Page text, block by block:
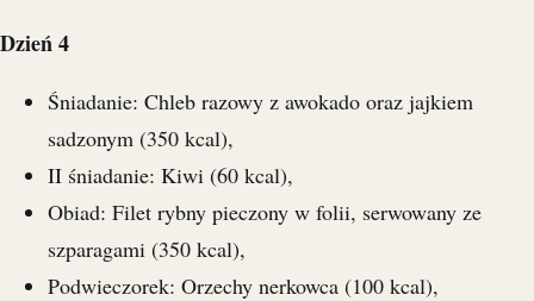
Dzień 4
Śniadanie: Chleb razowy z awokado oraz jajkiem
sadzonym (350 kcal),
II śniadanie: Kiwi (60 kcal),
Obiad: Filet rybny pieczony w folii, serwowany ze
szparagami (350 kcal),
Podwieczorek: Orzechy nerkowca (100 kcal),